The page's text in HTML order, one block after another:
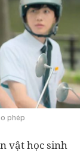
phép
vật học sinh